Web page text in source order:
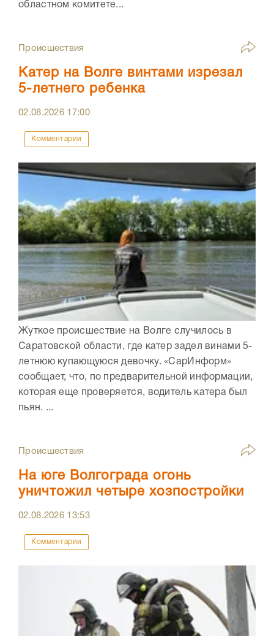
областном комитете...
Происшествия
Катер на Волге винтами изрезал
5-летнего ребенка
02.08.2026 17:00
Комментарии
Жуткое происшествие на Волге случилось в
Саратовской области, где катер задел винами 5-
летнюю купающуюся девочку. «СарИнформ»
сообщает, что, по предварительной информации,
которая еще проверяется, водитель катера был
пьян. ...
Происшествия
На юге Волгограда огонь
уничтожил четыре хозпостройки
02.08.2026 13:53
Комментарии